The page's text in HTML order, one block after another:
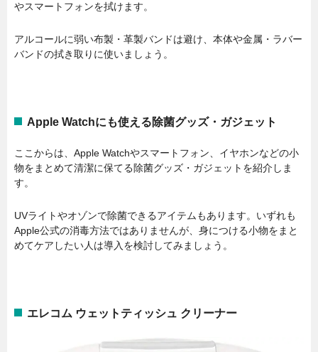
やスマートフォンを拭けます。
アルコールに弱い布製・革製バンドは避け、本体や金属・ラバー
バンドの拭き取りに使いましょう。
Apple Watchにも使える除菌グッズ・ガジェット
ここからは、Apple Watchやスマートフォン、イヤホンなどの小
物をまとめて清潔に保てる除菌グッズ・ガジェットを紹介しま
す。
UVライトやオゾンで除菌できるアイテムもあります。いずれも
Apple公式の消毒方法ではありませんが、身につける小物をまと
めてケアしたい人は導入を検討してみましょう。
エレコム ウェットティッシュ クリーナー